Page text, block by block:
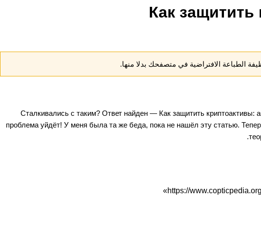
Как
الطباعة الافتراضية في متصفحك بدلا منها.
Сталкивались с таким? Ответ найден — Как защитить криптоактивы:
проблема уйдёт! У меня была та же беда, пока не нашёл эту статью.
https://
»